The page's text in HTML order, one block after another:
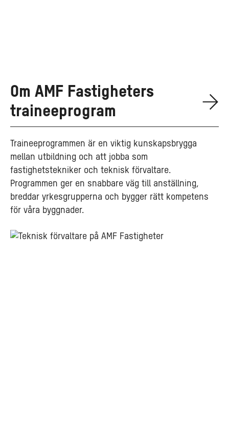
Om AMF Fastigheters
traineeprogram
Traineeprogrammen är en viktig kunskapsbrygga
mellan utbildning och att jobba som
fastighetstekniker och teknisk förvaltare.
Programmen ger en snabbare väg till anställning,
breddar yrkesgrupperna och bygger rätt kompetens
för våra byggnader.
Teknisk